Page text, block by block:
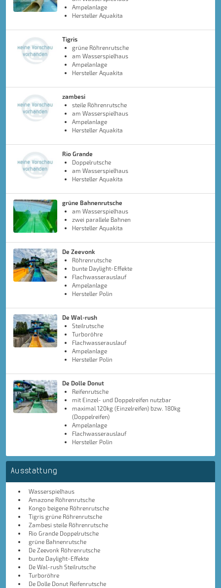
Ampelanlage
Hersteller Aquakita
Tigris
grüne Röhrenrutsche
am Wasserspielhaus
Ampelanlage
Hersteller Aquakita
zambesi
steile Röhrenrutsche
am Wasserspielhaus
Ampelanlage
Hersteller Aquakita
Rio Grande
Doppelrutsche
am Wasserspielhaus
Hersteller Aquakita
grüne Bahnenrutsche
am Wasserspielhaus
zwei parallele Bahnen
Hersteller Aquakita
De Zeevonk
Röhrenrutsche
bunte Daylight-Effekte
Flachwasserauslauf
Ampelanlage
Hersteller Polin
De Wal-rush
Steilrutsche
Turboröhre
Flachwasserauslauf
Ampelanlage
Hersteller Polin
De Dolle Donut
Reifenrutsche
mit Einzel- und Doppelreifen nutzbar
maximal 120kg (Einzelreifen) bzw. 180kg
(Doppelreifen)
Ampelanlage
Flachwasserauslauf
Hersteller Polin
Ausstattung
Wasserspielhaus
Amazone Röhrenrutsche
Kongo beigene Röhrenrutsche
Tigris grüne Röhrenrutsche
Zambesi steile Röhrenrutsche
Rio Grande Doppelrutsche
grüne Bahnenrutsche
De Zeevonk Röhrenrutsche
bunte Daylight-Effekte
De Wal-rush Steilrutsche
Turboröhre
De Dolle Donut Reifenrutsche